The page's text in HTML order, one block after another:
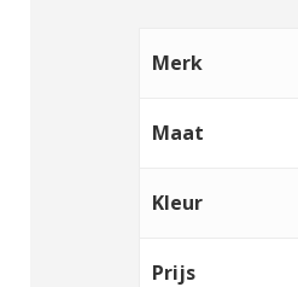
Merk
Maat
Kleur
Prijs